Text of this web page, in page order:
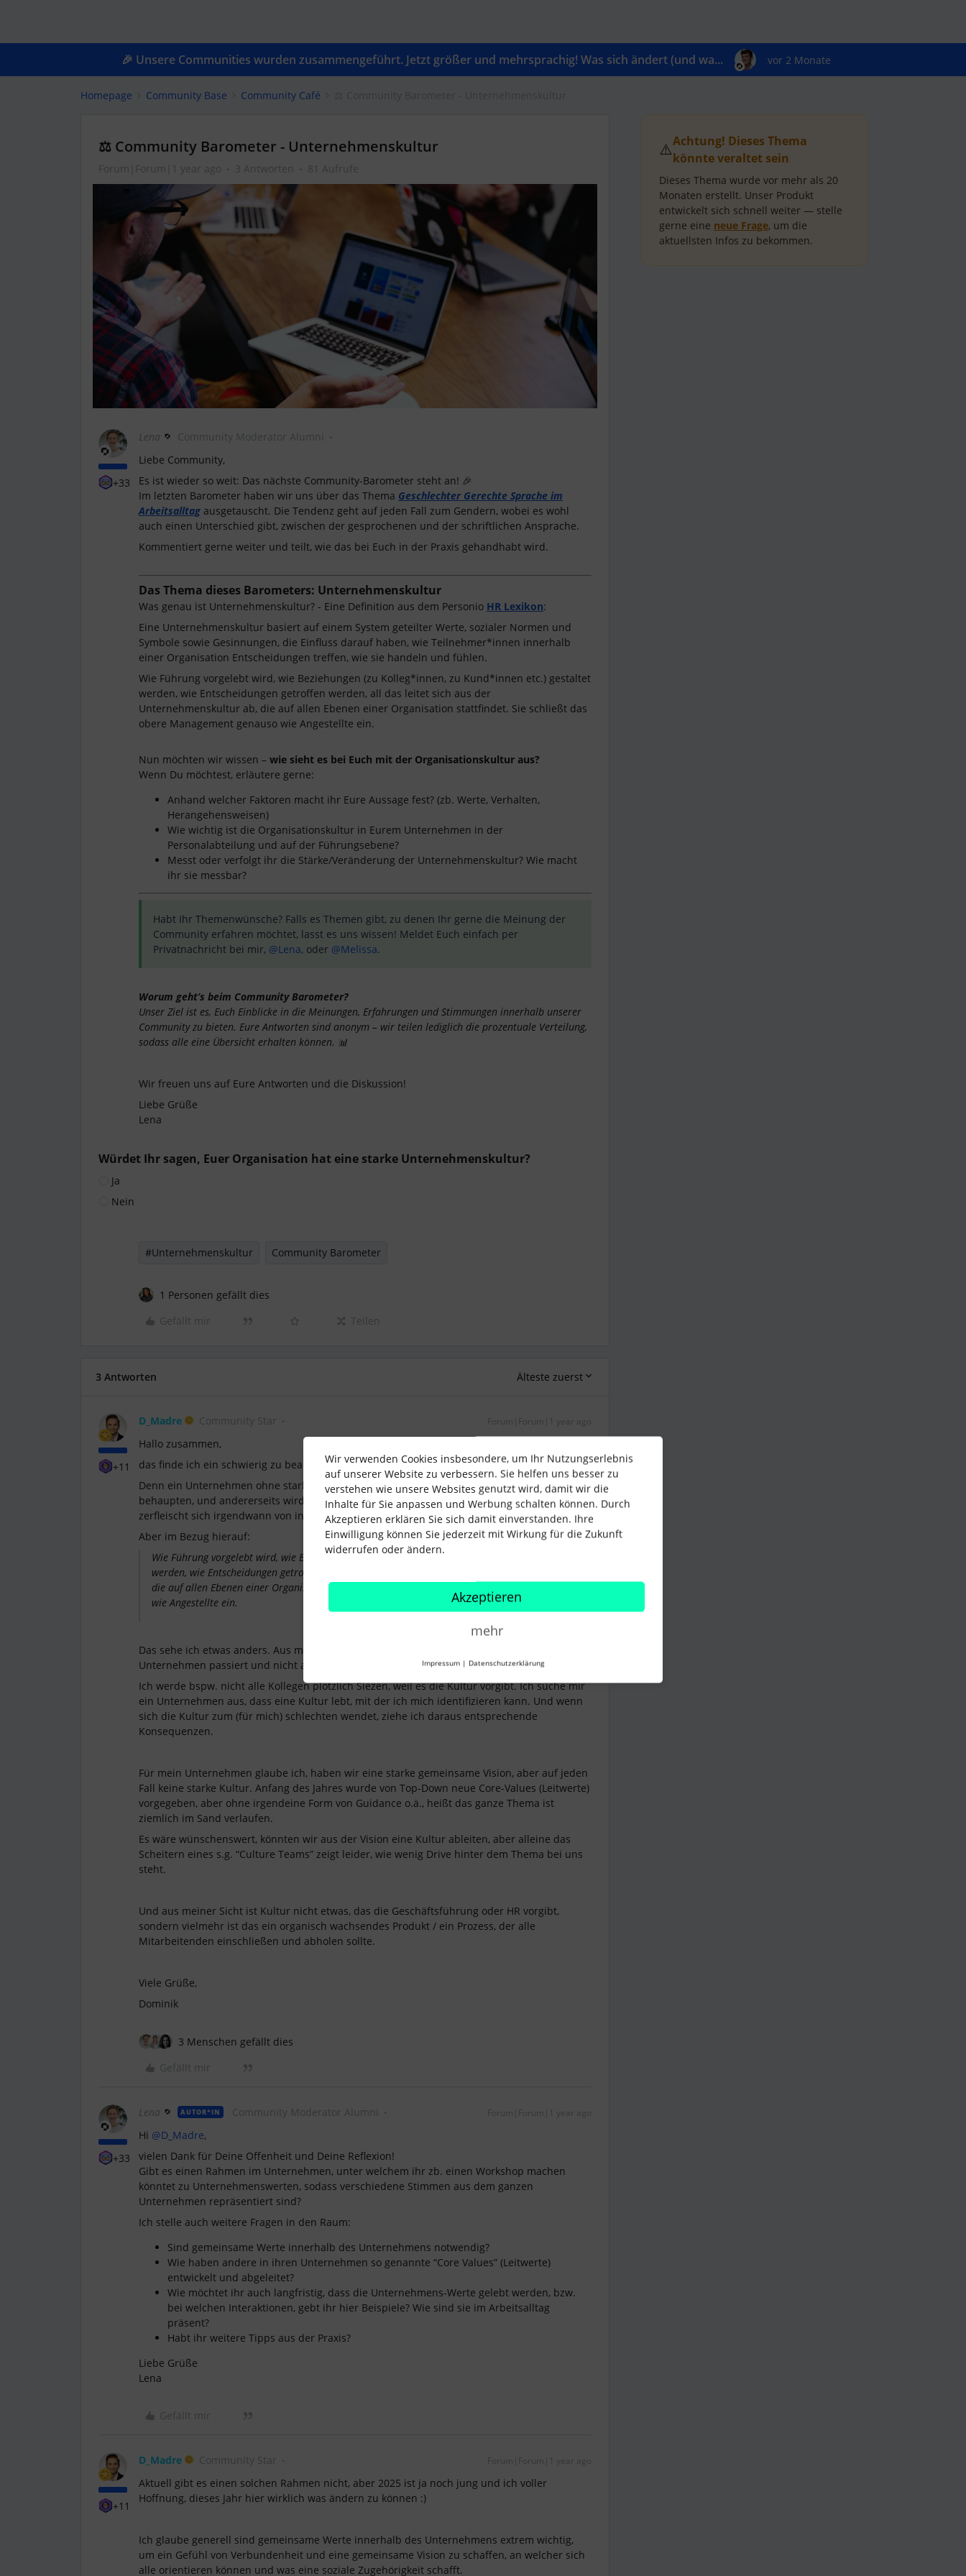
🎉 Unsere Communities wurden zusammengeführt. Jetzt größer und mehrsprachig! Was sich ändert (und wa... vor 2 Monate
Homepage Community Base Community Café
⚖️ Community Barometer - Unternehmenskultur
Forum|Forum|1 year ago 3 Antworten 81 Aufrufe
+33
Lena
Community Moderator Alumni
Liebe Community,
Es ist wieder so weit: Das nächste Community-Barometer steht an! 🎉
Im letzten Barometer haben wir uns über das Thema Geschlechter Gerechte Sprache im
Arbeitsalltag ausgetauscht. Die Tendenz geht auf jeden Fall zum Gendern, wobei es wohl
auch einen Unterschied gibt, zwischen der gesprochenen und der schriftlichen Ansprache.
Kommentiert gerne weiter und teilt, wie das bei Euch in der Praxis gehandhabt wird.
Das Thema dieses Barometers: Unternehmenskultur
Was genau ist Unternehmenskultur? - Eine Definition aus dem Personio HR Lexikon:
Eine Unternehmenskultur basiert auf einem System geteilter Werte, sozialer Normen und
Symbole sowie Gesinnungen, die Einfluss darauf haben, wie Teilnehmer*innen innerhalb
einer Organisation Entscheidungen treffen, wie sie handeln und fühlen.
Wie Führung vorgelebt wird, wie Beziehungen (zu Kolleg*innen, zu Kund*innen etc.) gestaltet
werden, wie Entscheidungen getroffen werden, all das leitet sich aus der
Unternehmenskultur ab, die auf allen Ebenen einer Organisation stattfindet. Sie schließt das
obere Management genauso wie Angestellte ein.
Nun möchten wir wissen – wie sieht es bei Euch mit der Organisationskultur aus?
Wenn Du möchtest, erläutere gerne:
Anhand welcher Faktoren macht ihr Eure Aussage fest? (zb. Werte, Verhalten,
Herangehensweisen)
Wie wichtig ist die Organisationskultur in Eurem Unternehmen in der
Personalabteilung und auf der Führungsebene?
Messt oder verfolgt ihr die Stärke/Veränderung der Unternehmenskultur? Wie macht
ihr sie messbar?
Habt Ihr Themenwünsche? Falls es Themen gibt, zu denen Ihr gerne die Meinung der
Community erfahren möchtet, lasst es uns wissen! Meldet Euch einfach per
Privatnachricht bei mir, ​ @Lena, oder ​ @Melissa.
Worum geht’s beim Community Barometer?
Unser Ziel ist es, Euch Einblicke in die Meinungen, Erfahrungen und Stimmungen innerhalb unserer
Community zu bieten. Eure Antworten sind anonym – wir teilen lediglich die prozentuale Verteilung,
sodass alle eine Übersicht erhalten können. 📊
Wir freuen uns auf Eure Antworten und die Diskussion!
Liebe Grüße
Lena
Würdet Ihr sagen, Euer Organisation hat eine starke Unternehmenskultur?
Ja
Nein
#Unternehmenskultur Community Barometer
1 Personen gefällt dies
Gefällt mir
Teilen
3 Antworten Älteste zuerst
+11
D_Madre Community Star Forum|Forum|1 year ago
Hallo zusammen,
das finde ich ein schwierig zu beantwortendes Thema, wenngleich ein ungemein wichtiges.
Denn ein Unternehmen ohne starke Kultur kann sich einerseits nur bedingt am Markt
behaupten, und andererseits wird dies auch durch die Mitarbeitenden kaum akzeptiert bzw.
zerfleischt sich irgendwann von innen heraus selbst
Aber im Bezug hierauf:
Wie Führung vorgelebt wird, wie Beziehungen (zu Kolleg*innen, zu Kund*innen etc.) gestaltet
werden, wie Entscheidungen getroffen werden, all das leitet sich aus der Unternehmenskultur ab,
die auf allen Ebenen einer Organisation stattfindet. Sie schließt das obere Management genauso
wie Angestellte ein.
Das sehe ich etwas anders. Aus meiner Sicht leitet sich Kultur aus allem ab, was im
Unternehmen passiert und nicht anders herum.
Ich werde bspw. nicht alle Kollegen plötzlich Siezen, weil es die Kultur vorgibt. Ich suche mir
ein Unternehmen aus, dass eine Kultur lebt, mit der ich mich identifizieren kann. Und wenn
sich die Kultur zum (für mich) schlechten wendet, ziehe ich daraus entsprechende
Konsequenzen.
Für mein Unternehmen glaube ich, haben wir eine starke gemeinsame Vision, aber auf jeden
Fall keine starke Kultur. Anfang des Jahres wurde von Top-Down neue Core-Values (Leitwerte)
vorgegeben, aber ohne irgendeine Form von Guidance o.ä., heißt das ganze Thema ist
ziemlich im Sand verlaufen.
Es wäre wünschenswert, könnten wir aus der Vision eine Kultur ableiten, aber alleine das
Scheitern eines s.g. “Culture Teams” zeigt leider, wie wenig Drive hinter dem Thema bei uns
steht.
Und aus meiner Sicht ist Kultur nicht etwas, das die Geschäftsführung oder HR vorgibt,
sondern vielmehr ist das ein organisch wachsendes Produkt / ein Prozess, der alle
Mitarbeitenden einschließen und abholen sollte.
Viele Grüße,
Dominik
3 Menschen gefällt dies
Gefällt mir
+33
Lena AUTOR*IN Community Moderator Alumni Forum|Forum|1 year ago
Hi ​ @D_Madre,
vielen Dank für Deine Offenheit und Deine Reflexion!
Gibt es einen Rahmen im Unternehmen, unter welchem ihr zb. einen Workshop machen
könntet zu Unternehmenswerten, sodass verschiedene Stimmen aus dem ganzen
Unternehmen repräsentiert sind?
Ich stelle auch weitere Fragen in den Raum:
Sind gemeinsame Werte innerhalb des Unternehmens notwendig?
Wie haben andere in ihren Unternehmen so genannte “Core Values” (Leitwerte)
entwickelt und abgeleitet?
Wie möchtet ihr auch langfristig, dass die Unternehmens-Werte gelebt werden, bzw.
bei welchen Interaktionen, gebt ihr hier Beispiele? Wie sind sie im Arbeitsalltag
präsent?
Habt ihr weitere Tipps aus der Praxis?
Liebe Grüße
Lena
Gefällt mir
+11
D_Madre Community Star Forum|Forum|1 year ago
Aktuell gibt es einen solchen Rahmen nicht, aber 2025 ist ja noch jung und ich voller
Hoffnung, dieses Jahr hier wirklich was ändern zu können :)
Ich glaube generell sind gemeinsame Werte innerhalb des Unternehmens extrem wichtig,
um ein Gefühl von Verbundenheit und eine gemeinsame Vision zu schaffen, an welcher sich
alle orientieren können und was eine soziale Zugehörigkeit schafft.
⚠️Achtung! Dieses Thema
könnte veraltet sein
Dieses Thema wurde vor mehr als 20
Monaten erstellt. Unser Produkt
entwickelt sich schnell weiter — stelle
gerne eine neue Frage, um die
aktuellsten Infos zu bekommen.
Wir verwenden Cookies insbesondere, um Ihr Nutzungserlebnis
auf unserer Website zu verbessern. Sie helfen uns besser zu
verstehen wie unsere Websites genutzt wird, damit wir die
Inhalte für Sie anpassen und Werbung schalten können. Durch
Akzeptieren erklären Sie sich damit einverstanden. Ihre
Einwilligung können Sie jederzeit mit Wirkung für die Zukunft
widerrufen oder ändern.
Akzeptieren
mehr
Impressum | Datenschutzerklärung